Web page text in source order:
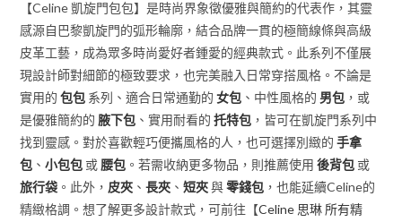
【Celine 凱旋門包包】是時尚界象徵優雅與簡約的代表作，其靈
感源自巴黎凱旋門的弧形輪廓，結合品牌一貫的極簡線條與高級
皮革工藝，成為眾多時尚愛好者鍾愛的經典款式。此系列不僅展
現設計師對細節的極致要求，也完美融入日常穿搭風格。不論是
實用的包包 系列、適合日常通勤的女包 、中性風格的 男包 ，或
是優雅簡約的 腋下包 、實用耐看的托特包 ，皆可在凱旋門系列中
找到靈感。對於喜歡輕巧便攜風格的人，也可選擇別緻的手拿
包 、小包包 或 腰包 。若需收納更多物品，則推薦使用後背包 或
旅行袋 。此外， 皮夾 、長夾 、短夾與零錢包 ，也能延續Celine的
精緻格調。想了解更多設計款式，可前往【Celine 思琳 所有精